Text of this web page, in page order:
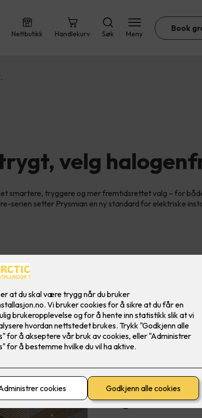
Nettbutikk Handlekurv Søk Meny
Book
velg
smartere, tryggere og mer fremtidsrettet valg – for
serien setter Prysmian en ny standard for elektriske
Prysmian Pure: En
Halogenfritt er